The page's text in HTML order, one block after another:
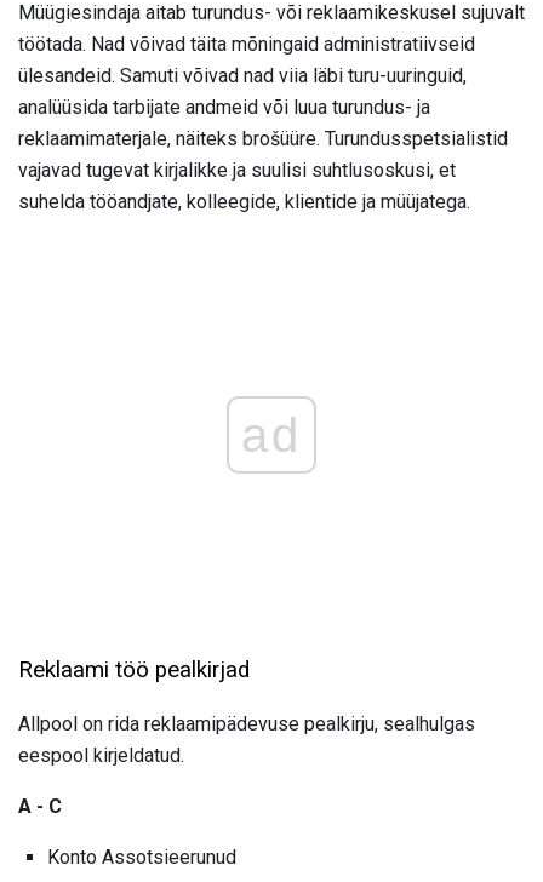
Müügiesindaja aitab turundus- või reklaamikeskusel sujuvalt
töötada. Nad võivad täita mõningaid administratiivseid
ülesandeid. Samuti võivad nad viia läbi turu-uuringuid,
analüüsida tarbijate andmeid või luua turundus- ja
reklaamimaterjale, näiteks brošüüre. Turundusspetsialistid
vajavad tugevat kirjalikke ja suulisi suhtlusoskusi, et
suhelda tööandjate, kolleegide, klientide ja müüjatega.
ad
Reklaami töö pealkirjad
Allpool on rida reklaamipädevuse pealkirju, sealhulgas
eespool kirjeldatud.
A - C
Konto Assotsieerunud